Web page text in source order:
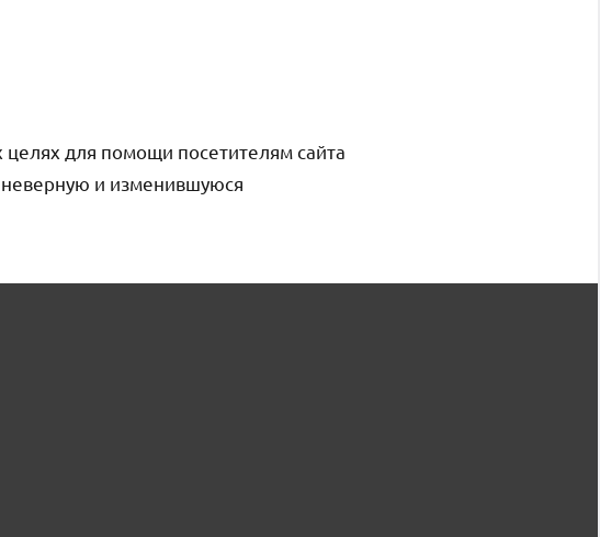
для помощи посетителям сайта
и изменившуюся